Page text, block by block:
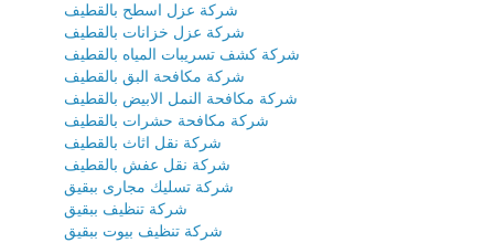
شركة عزل اسطح بالقطيف
شركة عزل خزانات بالقطيف
شركة كشف تسريبات المياه بالقطيف
شركة مكافحة البق بالقطيف
شركة مكافحة النمل الابيض بالقطيف
شركة مكافحة حشرات بالقطيف
شركة نقل اثاث بالقطيف
شركة نقل عفش بالقطيف
شركة تسليك مجارى ببقيق
شركة تنظيف ببقيق
شركة تنظيف بيوت ببقيق